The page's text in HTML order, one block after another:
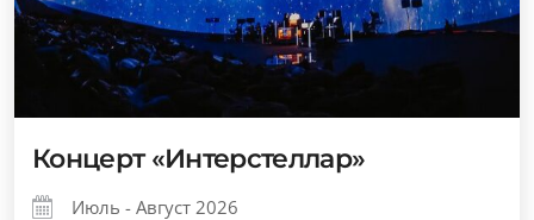
Концерт «Интерстеллар»
Июль - Август 2026